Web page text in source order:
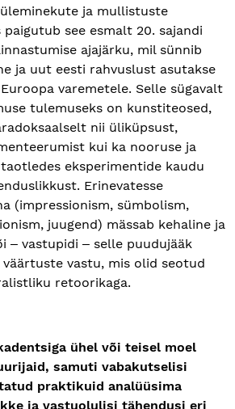
ja mullistuste
see esmalt 20. sajandi
ajajärku, mil sünnib
ja uut eesti rahvuslust asutakse
varemetele. Selle sügavalt
tulemuseks on kunstiteosed,
nii üliküpsust,
kui ka nooruse ja
eksperimentide kaudu
Erinevatesse
(impressionism, sümbolism,
juugend) mässab kehaline ja
‒ vastupidi ‒ selle puudujääk
vastu, mis olid seotud
retoorikaga.
ühel või teisel moel
samuti vabakutselisi
praktikuid analüüsima
ja vastuolulisi tähendusi eri